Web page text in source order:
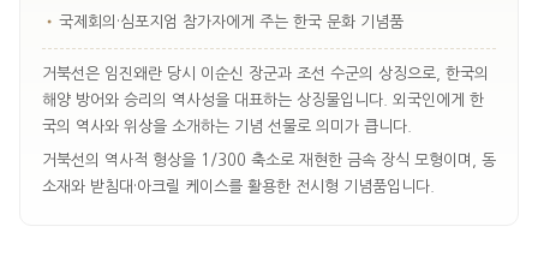
• 국제회의·심포지엄 참가자에게 주는 한국 문화 기념품
거북선은 임진왜란 당시 이순신 장군과 조선 수군의 상징으로, 한국의
해양 방어와 승리의 역사성을 대표하는 상징물입니다. 외국인에게 한
국의 역사와 위상을 소개하는 기념 선물로 의미가 큽니다.
거북선의 역사적 형상을 1/300 축소로 재현한 금속 장식 모형이며, 동
소재와 받침대·아크릴 케이스를 활용한 전시형 기념품입니다.